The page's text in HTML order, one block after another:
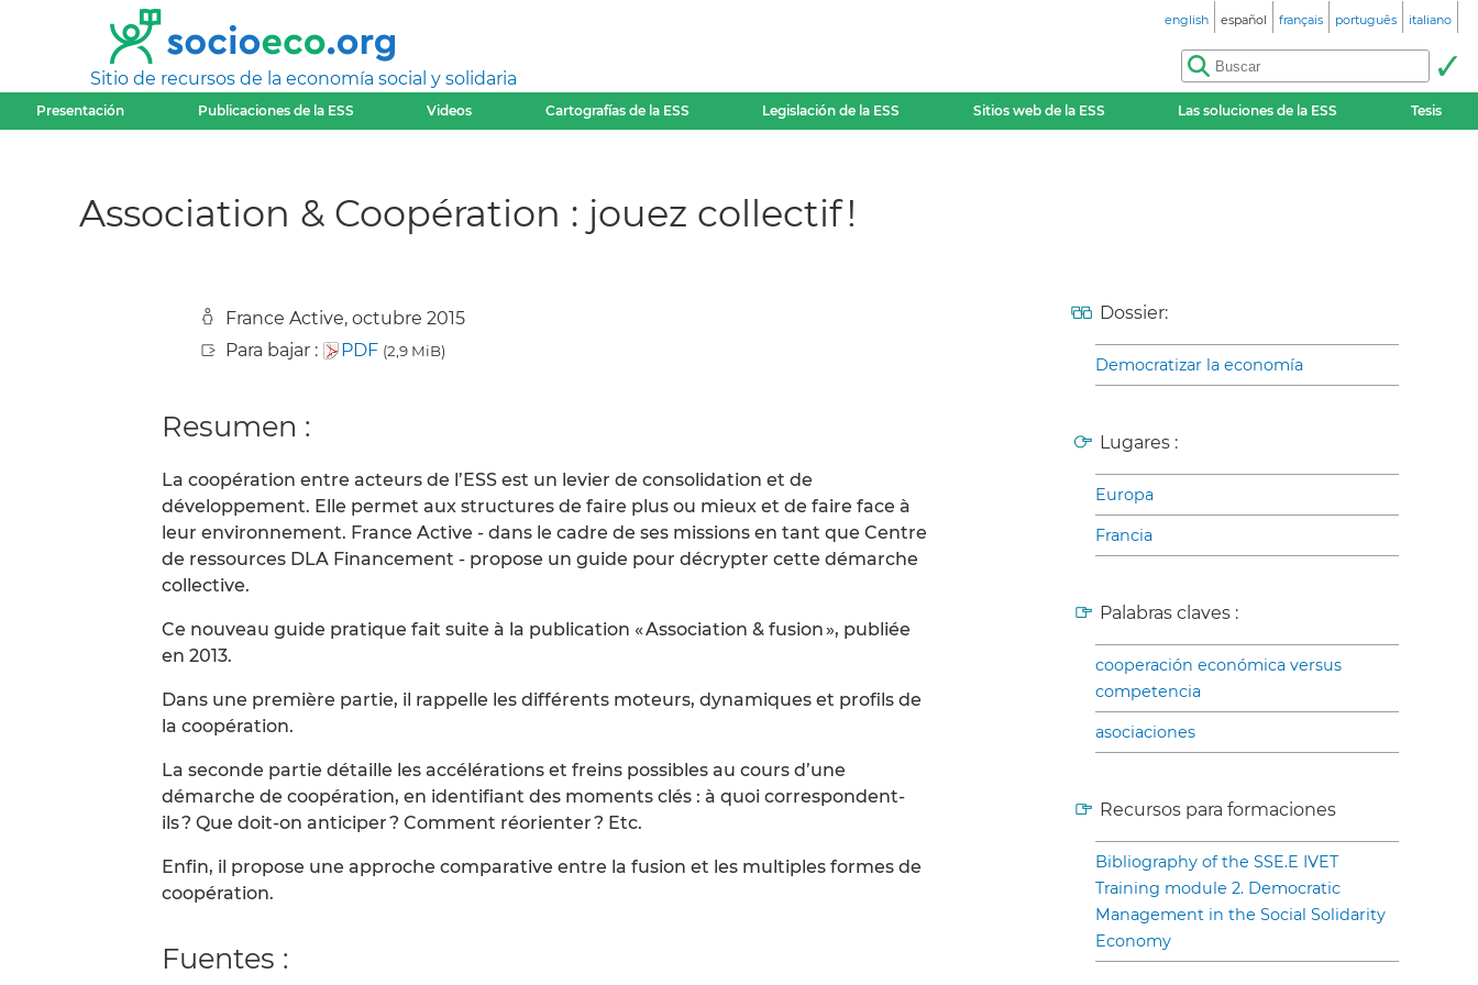
Sitio de recursos de la economía social y solidaria
english español français português italiano
Presentación Publicaciones de la ESS Videos Cartografías de la ESS Legislación de la ESS Sitios web de la ESS Las soluciones de la ESS Tesis
Association & Coopération : jouez collectif !
France Active, octubre 2015
Para bajar :
PDF (2,9 MiB)
Resumen :
La coopération entre acteurs de l’ESS est un levier de consolidation et de
développement. Elle permet aux structures de faire plus ou mieux et de faire face à
leur environnement. France Active - dans le cadre de ses missions en tant que Centre
de ressources DLA Financement - propose un guide pour décrypter cette démarche
collective.
Ce nouveau guide pratique fait suite à la publication « Association & fusion », publiée
en 2013.
Dans une première partie, il rappelle les différents moteurs, dynamiques et profils de
la coopération.
La seconde partie détaille les accélérations et freins possibles au cours d’une
démarche de coopération, en identifiant des moments clés : à quoi correspondent-
ils ? Que doit-on anticiper ? Comment réorienter ? Etc.
Enfin, il propose une approche comparative entre la fusion et les multiples formes de
coopération.
Fuentes :
Dossier:
Democratizar la economía
Lugares :
Europa
Francia
Palabras claves :
cooperación económica versus
competencia
asociaciones
Recursos para formaciones
Bibliography of the SSE.E IVET
Training module 2. Democratic
Management in the Social Solidarity
Economy